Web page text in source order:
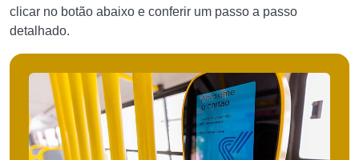
clicar no botão abaixo e conferir um passo a passo
detalhado.